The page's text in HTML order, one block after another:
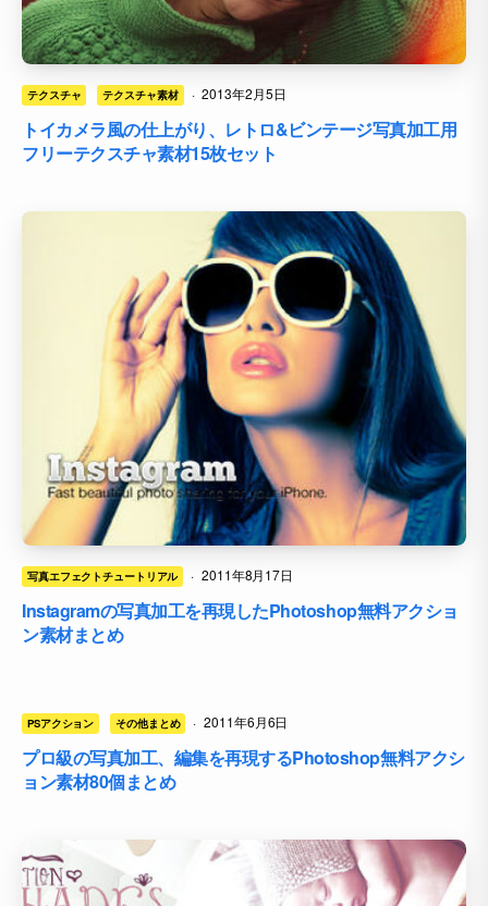
テクスチャ テクスチャ素材 · 2013年2月5日
トイカメラ風の仕上がり、レトロ&ビンテージ写真加工用
フリーテクスチャ素材15枚セット
写真エフェクトチュートリアル · 2011年8月17日
Instagramの写真加工を再現したPhotoshop無料アクショ
ン素材まとめ
PSアクション その他まとめ · 2011年6月6日
プロ級の写真加工、編集を再現するPhotoshop無料アクシ
ョン素材80個まとめ